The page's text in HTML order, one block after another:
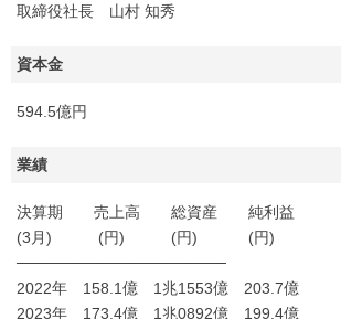
取締役社長 山村 知秀
資本金
594.5億円
業績
決算期 売上高 総資産 純利益
(3月) (円) (円) (円)
───────────────────
2022年 158.1億 1兆1553億 203.7億
2023年 173.4億 1兆0892億 199.4億